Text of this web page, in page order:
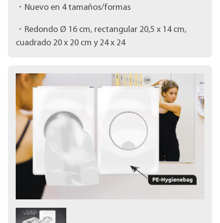
・Nuevo en 4 tamaños/formas
・Redondo Ø 16 cm, rectangular 20,5 x 14 cm,
cuadrado 20 x 20 cm y 24 x 24